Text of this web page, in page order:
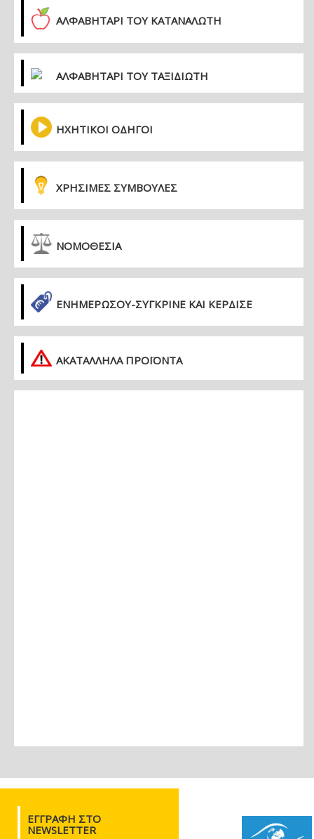
ΑΛΦΑΒΗΤΑΡΙ ΤΟΥ ΚΑΤΑΝΑΛΩΤΗ
ΑΛΦΑΒΗΤΑΡΙ ΤΟΥ ΤΑΞΙΔΙΩΤΗ
ΗΧΗΤΙΚΟΙ ΟΔΗΓΟΙ
ΧΡΗΣΙΜΕΣ ΣΥΜΒΟΥΛΕΣ
ΝΟΜΟΘΕΣΙΑ
ΕΝΗΜΕΡΏΣΟΥ-ΣΎΓΚΡΙΝΕ ΚΑΙ ΚΈΡΔΙΣΕ
ΑΚΑΤΑΛΛΗΛΑ ΠΡΟΪΟΝΤΑ
ΕΓΓΡΑΦΉ ΣΤΟ
NEWSLETTER